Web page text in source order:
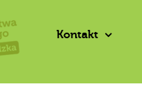
Kontakt